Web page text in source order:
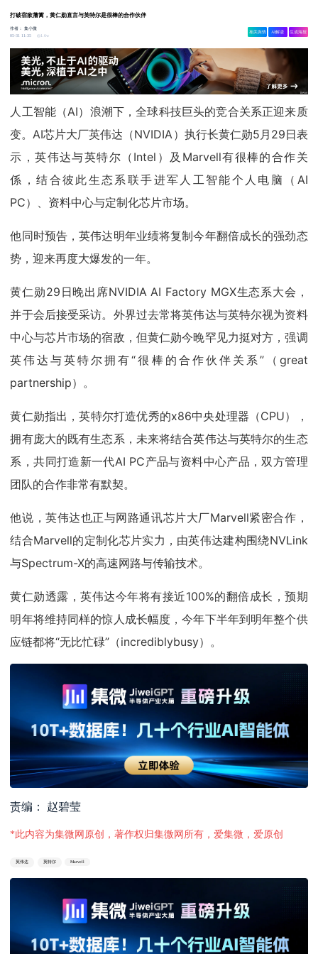
打破宿敌藩篱，黄仁勋直言与英特尔是很棒的合作伙伴
作者：集小微
05-31 11:35
1.6w
相关舆情 AI解读 生成海报
人工智能（AI）浪潮下，全球科技巨头的竞合关系正迎来质
变。AI芯片大厂英伟达（NVIDIA）执行长黄仁勋5月29日表
示，英伟达与英特尔（Intel）及Marvell有很棒的合作关
係，结合彼此生态系联手进军人工智能个人电脑（AI
PC）、资料中心与定制化芯片市场。
他同时预告，英伟达明年业绩将复制今年翻倍成长的强劲态
势，迎来再度大爆发的一年。
黄仁勋29日晚出席NVIDIA AI Factory MGX生态系大会，
并于会后接受采访。外界过去常将英伟达与英特尔视为资料
中心与芯片市场的宿敌，但黄仁勋今晚罕见力挺对方，强调
英伟达与英特尔拥有“很棒的合作伙伴关系”（great
partnership）。
黄仁勋指出，英特尔打造优秀的x86中央处理器（CPU），
拥有庞大的既有生态系，未来将结合英伟达与英特尔的生态
系，共同打造新一代AI PC产品与资料中心产品，双方管理
团队的合作非常有默契。
他说，英伟达也正与网路通讯芯片大厂Marvell紧密合作，
结合Marvell的定制化芯片实力，由英伟达建构围绕NVLink
与Spectrum-X的高速网路与传输技术。
黄仁勋透露，英伟达今年将有接近100%的翻倍成长，预期
明年将维持同样的惊人成长幅度，今年下半年到明年整个供
应链都将“无比忙碌”（incrediblybusy）。
责编： 赵碧莹
*此内容为集微网原创，著作权归集微网所有，爱集微，爱原创
英伟达 英特尔 Marvell